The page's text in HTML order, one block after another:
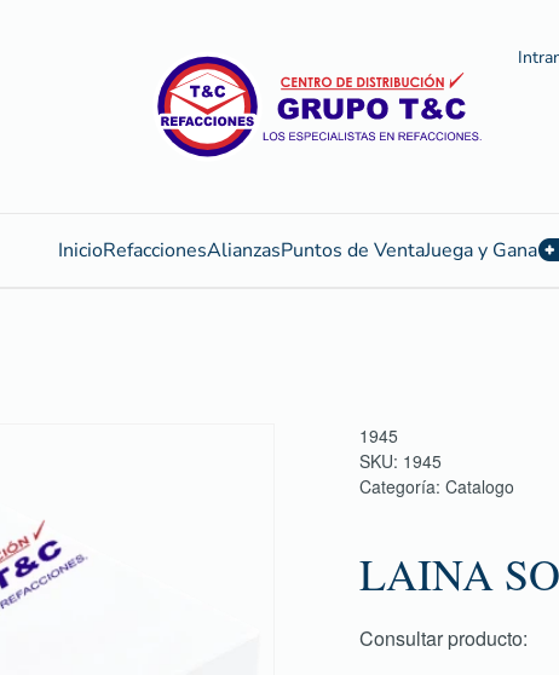
InicioRefaccionesAlianzasPuntos de VentaJuega y Gana
1945
SKU: 1945
Categoría: Catalogo
LAINA
Consultar producto: